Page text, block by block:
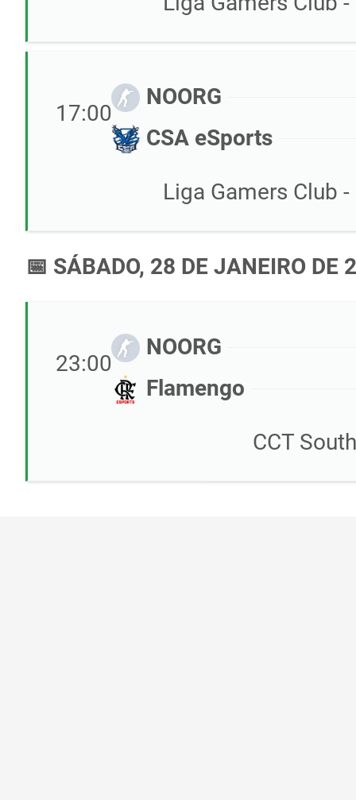
17:00
NOORG
CSA eSports
Liga Gamers Club
📅 SÁBADO, 28 DE JANEIRO DE
23:00
NOORG
Flamengo
CCT